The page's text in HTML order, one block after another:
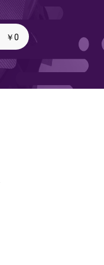
￥0